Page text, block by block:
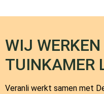
WIJ
TUINKAMER
Veranli werkt samen met